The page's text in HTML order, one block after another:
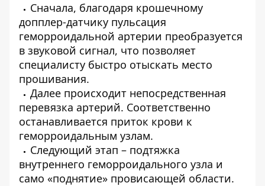
Сначала, благодаря крошечному
допплер-датчику пульсация
геморроидальной артерии преобразуется
в звуковой сигнал, что позволяет
специалисту быстро отыскать место
прошивания.
Далее происходит непосредственная
перевязка артерий. Соответственно
останавливается приток крови к
геморроидальным узлам.
Следующий этап – подтяжка
внутреннего геморроидального узла и
само «поднятие» провисающей области.